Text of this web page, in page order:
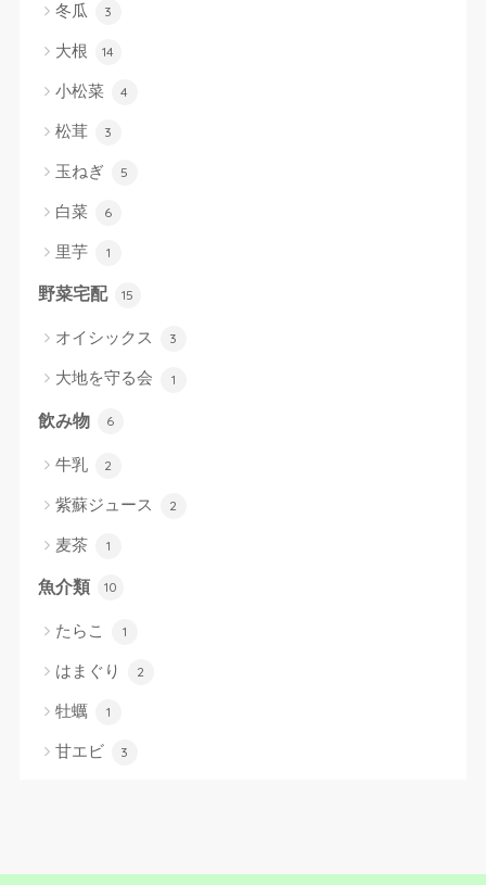
冬瓜 3
大根 14
小松菜 4
松茸 3
玉ねぎ 5
白菜 6
里芋 1
野菜宅配 15
オイシックス 3
大地を守る会 1
飲み物 6
牛乳 2
紫蘇ジュース 2
麦茶 1
魚介類 10
たらこ 1
はまぐり 2
牡蠣 1
甘エビ 3